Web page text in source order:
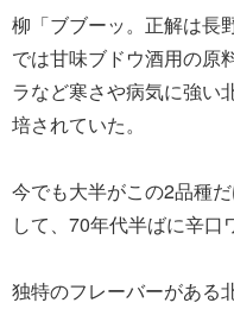
柳「ブブーッ。正解は長
では甘味ブドウ酒用の原
ラなど寒さや病気に強い
培されていた。
今でも大半がこの2品種
して、70年代半ばに辛口
独特のフレーバーがある